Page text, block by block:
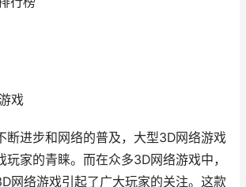
戏
断进步和网络的普及，大型3D网络游戏
玩家的青睐。而在众多3D网络游戏中，
网络游戏引起了广大玩家的关注。这款